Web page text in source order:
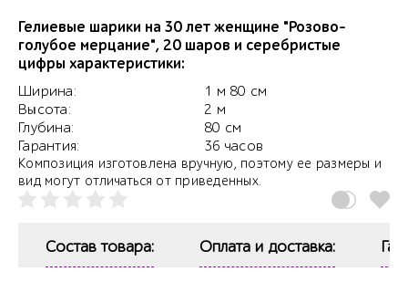
Гелиевые шарики на 30 лет женщине "Розово-
голубое мерцание", 20 шаров и серебристые
цифры характеристики:
Ширина:
Высота:
Глубина:
Гарантия:
1 м 80 см
2 м
80 см
36 часов
Композиция изготовлена вручную, поэтому ее размеры и
вид могут отличаться от приведенных.
Состав товара: Оплата и доставка: